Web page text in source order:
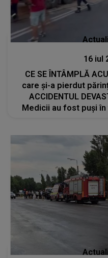
16 iul
CE SE ÎNTÂMPLĂ
care și-a pierdut
ACCIDENTUL
Medicii au fost puși în